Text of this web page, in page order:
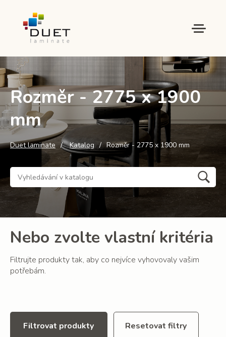
Rozměr - 2775 x 1900
mm
Duet laminate Katalog Rozměr - 2775 x 1900 mm
Nebo zvolte vlastní kritéria
Filtrujte produkty tak, aby co nejvíce vyhovovaly vašim
potřebám.
Filtrovat produkty Resetovat filtry